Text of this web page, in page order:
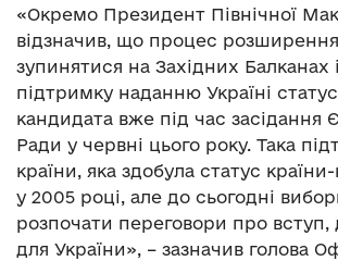
«Окремо Президент Північної
відзначив, що процес
зупинятися на Західних Балканах
підтримку наданню Україні
кандидата вже під час засідання
Ради у червні цього року. Така
країни, яка здобула статус
у 2005 році, але до сьогодні
розпочати переговори про
для України», – зазначив голова